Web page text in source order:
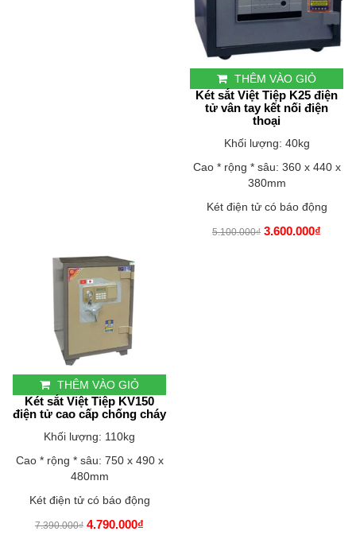
THÊM VÀO GIỎ
Két sắt Việt Tiệp K25 điện
tử vân tay kết nối điện
thoại
Khối lượng: 40kg
Cao * rộng * sâu: 360 x 440 x
380mm
Két điện tử có báo động
5.100.000₫ 3.600.000₫
THÊM VÀO GIỎ
Két sắt Việt Tiệp KV150
điện tử cao cấp chống cháy
Khối lượng: 110kg
Cao * rộng * sâu: 750 x 490 x
480mm
Két điện tử có báo động
7.390.000₫ 4.790.000₫